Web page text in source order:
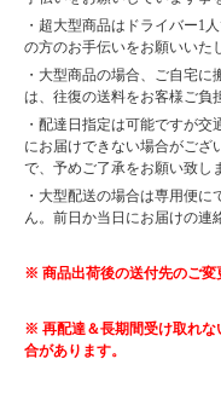
・超大型商品はドライバー1
の方のお手伝いをお願いいた
・大型商品の場合、ご自宅
は、往復の送料をお客様ご負
・配達日指定は可能ですが
にお届けできない場合がござ
で、予めご了承をお願い致し
・大型配送の場合は専用便
ん。前日か当日にお届けの連
※ 商品出荷後の送付先のご変
※ 再配達＆長期間受け取れな
合があります。